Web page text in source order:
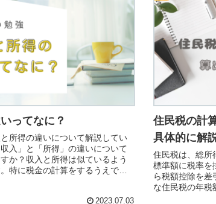
ってなに？
所得の違いについて解説してい
入」と「所得」の違いについて
か？収入と所得は似ているよう
特に税金の計算をするうえで
2023.07.03
住民税の計
具体的に解
住民税は、総所
標準額に税率を
ら税額控除を差
な住民税の年税
入500万円を事